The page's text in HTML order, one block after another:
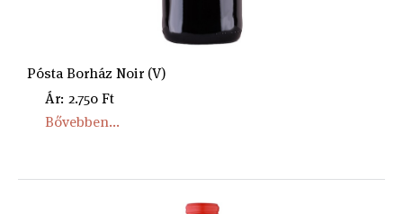
Pósta Borház Noir (V)
Ár: 2.750 Ft
Bővebben...